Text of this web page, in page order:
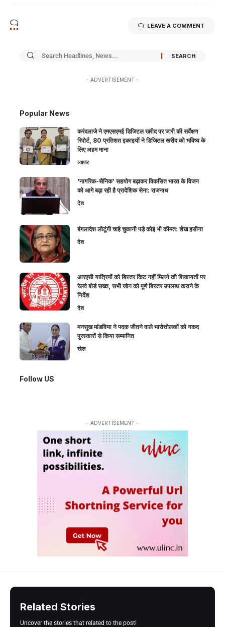
LEAVE A COMMENT
- ADVERTISEMENT -
Popular News
करंदलाजे ने एमएसएमई डिजिटल खरीद पर जारी की सर्वेक्षण
रिपोर्ट, 80 प्रतिशत इकाइयों ने डिजिटल खरीद को भविष्य के
लिए अहम माना
व्यापार
‘नागरिक-सैनिक’ सहयोग बढ़ाकर विकसित भारत के विजन
को आगे बढ़ा रही है प्रादेशिक सेना: राजनाथ
देश
बंगलादेश लौटूंगी चाहे चुकानी पड़े कोई भी कीमत: शेख हसीना
देश
आरएसी यात्रियों को बिस्तर किट नहीं मिलने की शिकायतों पर
रेलवे बोर्ड सख्त, सभी जोन को पूर्ण बिस्तर उपलब्ध कराने के
निर्देश
देश
मनसुख मांडविया ने पदक जीतने वाले भारोत्तोलकों को नकद
पुरस्कारों से किया सम्मानित
खेल
Follow US
- ADVERTISEMENT -
Related Stories
Uncover the stories that related to the post!